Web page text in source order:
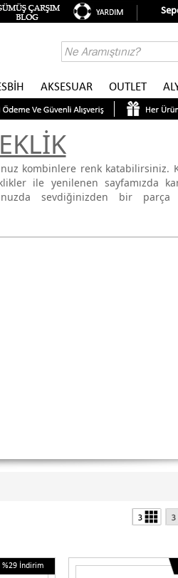
AKSESUAR OUTLET
kombinlere renk katabilirsiniz.
ile yenilenen sayfamızda
sevdiğinizden bir parça
%29 İndirim